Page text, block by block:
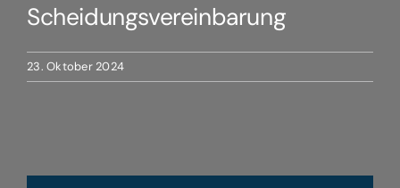
Scheidungsvereinbarung
23. Oktober 2024